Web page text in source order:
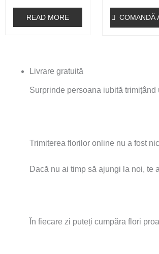
READ MORE COMANDĂ
Livrare gratuită
Surprinde persoana iubită
Trimiterea florilor online nu a fost
Dacă nu ai timp să ajungi la noi, te
În fiecare zi puteți cumpăra flori